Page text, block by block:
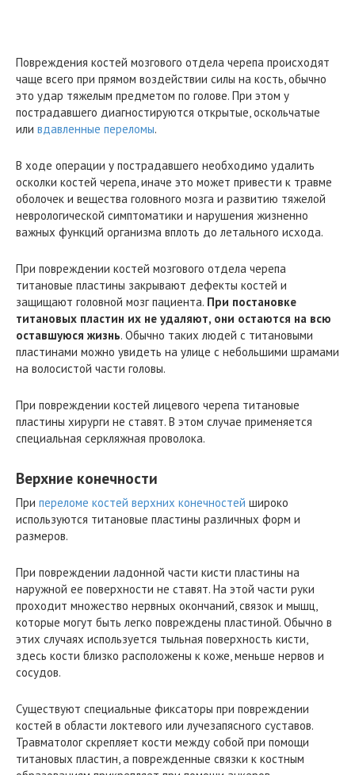
Повреждения костей мозгового отдела черепа происходят
чаще всего при прямом воздействии силы на кость, обычно
это удар тяжелым предметом по голове. При этом у
пострадавшего диагностируются открытые, оскольчатые
или вдавленные переломы.
В ходе операции у пострадавшего необходимо удалить
осколки костей черепа, иначе это может привести к травме
оболочек и вещества головного мозга и развитию тяжелой
неврологической симптоматики и нарушения жизненно
важных функций организма вплоть до летального исхода.
При повреждении костей мозгового отдела черепа
титановые пластины закрывают дефекты костей и
защищают головной мозг пациента. При постановке
титановых пластин их не удаляют, они остаются на всю
оставшуюся жизнь. Обычно таких людей с титановыми
пластинами можно увидеть на улице с небольшими шрамами
на волосистой части головы.
При повреждении костей лицевого черепа титановые
пластины хирурги не ставят. В этом случае применяется
специальная серкляжная проволока.
Верхние конечности
При переломе костей верхних конечностей широко
используются титановые пластины различных форм и
размеров.
При повреждении ладонной части кисти пластины на
наружной ее поверхности не ставят. На этой части руки
проходит множество нервных окончаний, связок и мышц,
которые могут быть легко повреждены пластиной. Обычно в
этих случаях используется тыльная поверхность кисти,
здесь кости близко расположены к коже, меньше нервов и
сосудов.
Существуют специальные фиксаторы при повреждении
костей в области локтевого или лучезапясного суставов.
Травматолог скрепляет кости между собой при помощи
титановых пластин, а поврежденные связки к костным